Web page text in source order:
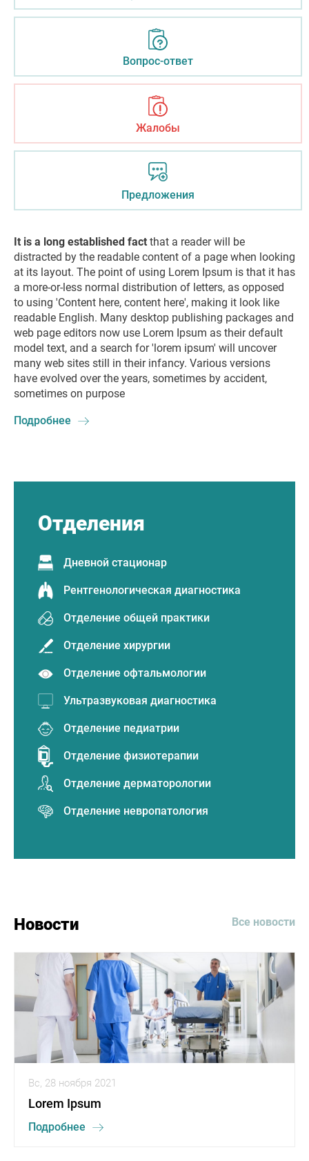
Вопрос-ответ
Жалобы
Предложения
It is a long established fact that a reader will be
distracted by the readable content of a page when looking
at its layout. The point of using Lorem Ipsum is that it has
a more-or-less normal distribution of letters, as opposed
to using 'Content here, content here', making it look like
readable English. Many desktop publishing packages and
web page editors now use Lorem Ipsum as their default
model text, and a search for 'lorem ipsum' will uncover
many web sites still in their infancy. Various versions
have evolved over the years, sometimes by accident,
sometimes on purpose
Подробнее
Отделения
Дневной стационар
Рентгенологическая диагностика
Отделение общей практики
Отделение хирургии
Отделение офтальмологии
Ультразвуковая диагностика
Отделение педиатрии
Отделение физиотерапии
Отделение дерматорологии
Отделение невропатология
Новости Все новости
Вс, 28 ноября 2021
Lorem Ipsum
Подробнее